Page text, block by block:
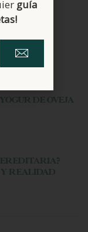
DE OVEJA
Y REALIDAD
guía